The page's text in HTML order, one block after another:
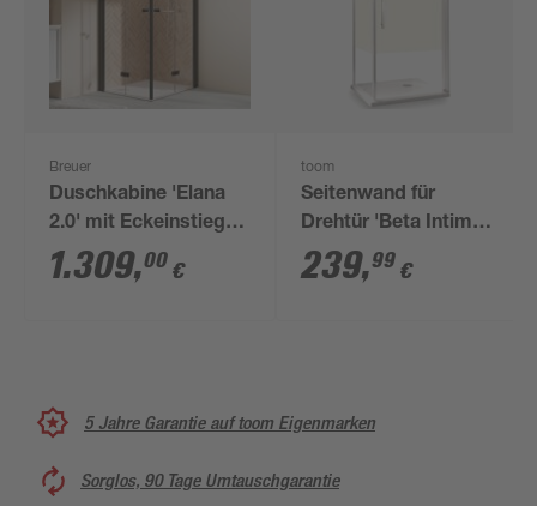
Breuer
Duschkabine 'Elana
2.0' mit Eckeinstieg
mattschwarz 90 x 90
x 200 cm
1.309,00 €
toom
Seitenwand für
Drehtür 'Beta Intima'
links 80 x 190 cm titan
239,99 €
5 Jahre Garantie auf toom Eigenmarken
Sorglos, 90 Tage Umtauschgarantie